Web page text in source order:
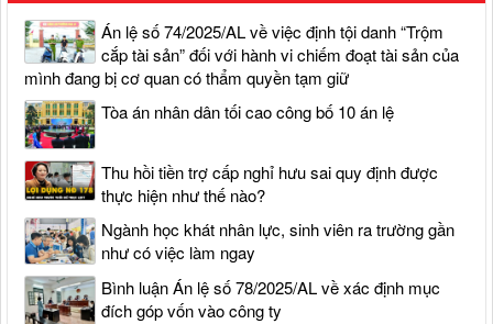
Án lệ số 74/2025/AL về việc định tội danh “Trộm
cắp tài sản” đối với hành vi chiếm đoạt tài sản của
mình đang bị cơ quan có thẩm quyền tạm giữ
Tòa án nhân dân tối cao công bố 10 án lệ
Thu hồi tiền trợ cấp nghỉ hưu sai quy định được
thực hiện như thế nào?
Ngành học khát nhân lực, sinh viên ra trường gần
như có việc làm ngay
Bình luận Án lệ số 78/2025/AL về xác định mục
đích góp vốn vào công ty